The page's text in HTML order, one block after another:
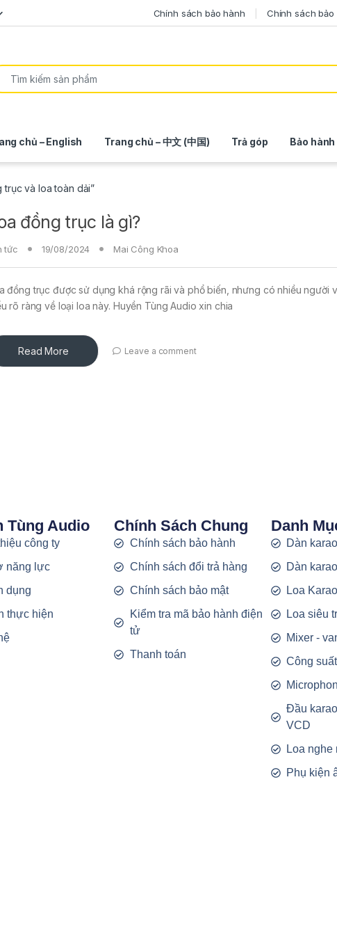
Chính sách bảo hành Chính sách bảo
chủ – English Trang chủ – 中文 (中国) Trả góp Bảo hành
trục và loa toàn dải”
đồng trục là gì?
tức 19/08/2024 Mai Công Khoa
đồng trục được sử dụng khá rộng rãi và phổ biến, nhưng có nhiều người
rõ ràng về loại loa này. Huyền Tùng Audio xin chia
Read More Leave a comment
Tùng Audio
công ty
năng lực
dụng
thực hiện
Chính Sách Chung
Chính sách bảo hành
Chính sách đổi trả hàng
Chính sách bảo mật
Kiểm tra mã bảo hành điện
tử
Thanh toán
Danh
Dàn
Dàn
Loa
Loa siêu
Mixer -
Công
Đầu
VCD
Loa nghe
Phụ kiện